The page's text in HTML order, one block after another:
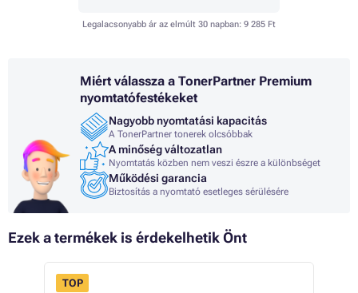
Legalacsonyabb ár az elmúlt 30 napban: 9 285 Ft
Miért válassza a TonerPartner Premium
nyomtatófestékeket
Nagyobb nyomtatási kapacitás
A TonerPartner tonerek olcsóbbak
A minőség változatlan
Nyomtatás közben nem veszi észre a különbséget
Működési garancia
Biztosítás a nyomtató esetleges sérülésére
Ezek a termékek is érdekelhetik Önt
TOP